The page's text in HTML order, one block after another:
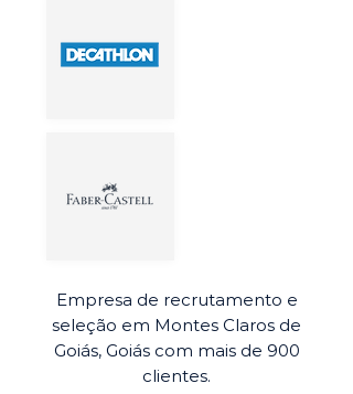
Empresa de recrutamento e
seleção em Montes Claros de
Goiás, Goiás com mais de 900
clientes.